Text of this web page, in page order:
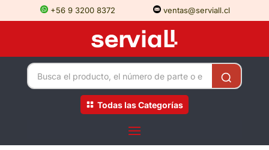
+56 9 3200 8372 ventas@serviall.cl
Todas las Categorías